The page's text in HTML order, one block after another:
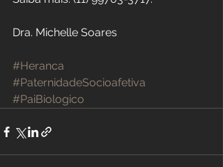
Dra. Michelle Soares
#Heranca
#PaternidadeSocioafetiva
#PaiBiologico